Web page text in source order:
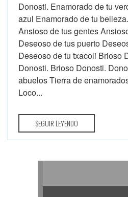
Donosti. Enamorado de tu
azul Enamorado de tu
Ansioso de tus gentes
Deseoso de tus puerto
Deseoso de tu txacoli Brioso
Donosti. Brioso Donosti.
abuelos Tierra de
Loco...
SEGUIR LEYENDO